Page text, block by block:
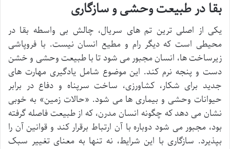
بقا در طبیعت وحشی و سازگاری
یکی از اصلی ترین تم های سریال، چالش بی واسطه بقا در
محیطی است که دیگر رام و مطیع انسان نیست. با فروپاشی
زیرساخت ها، انسان مجبور می شود تا با طبیعت وحشی و خشن
دست و پنجه نرم کند. این موضوع شامل یادگیری مهارت های
جدید برای شکار، کشاورزی، ساخت سرپناه و دفاع در برابر
حیوانات وحشی و بیماری ها می شود. «حالات زمین» به خوبی
نشان می دهد که چگونه انسان مدرن، که از طبیعت فاصله گرفته
بود، مجبور می شود دوباره با آن ارتباط برقرار کند و قوانین آن را
بپذیرد. سازگاری با این شرایط، نه تنها به معنای تغییر سبک